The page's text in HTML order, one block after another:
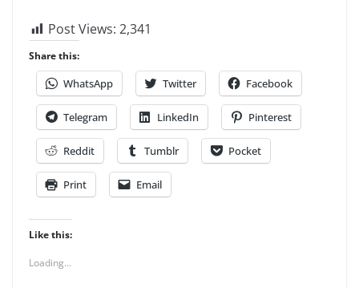
Post Views: 2,341
Share this:
WhatsApp Twitter Facebook
Telegram LinkedIn Pinterest
Reddit Tumblr Pocket
Print Email
Like this:
Loading...